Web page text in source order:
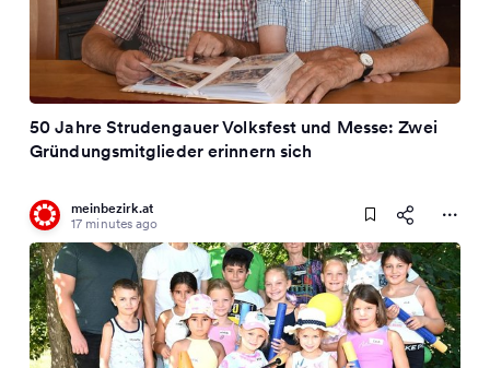
50 Jahre Strudengauer Volksfest und Messe: Zwei
Gründungsmitglieder erinnern sich
meinbezirk.at
17 minutes ago